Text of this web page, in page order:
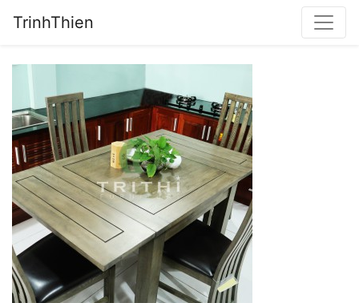
TrinhThien